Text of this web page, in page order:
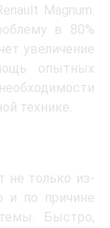
Magnum.
в 80%
увеличение
опытных
технике.
не только из-
и по причине
Быстро,